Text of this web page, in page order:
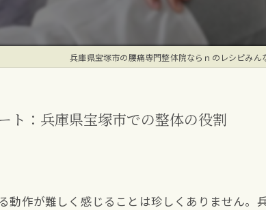
兵庫県宝塚市の腰痛専門整体院ならｎのレシピみん
ト：兵庫県宝塚市での整体の役割
動作が難しく感じることは珍しくありません